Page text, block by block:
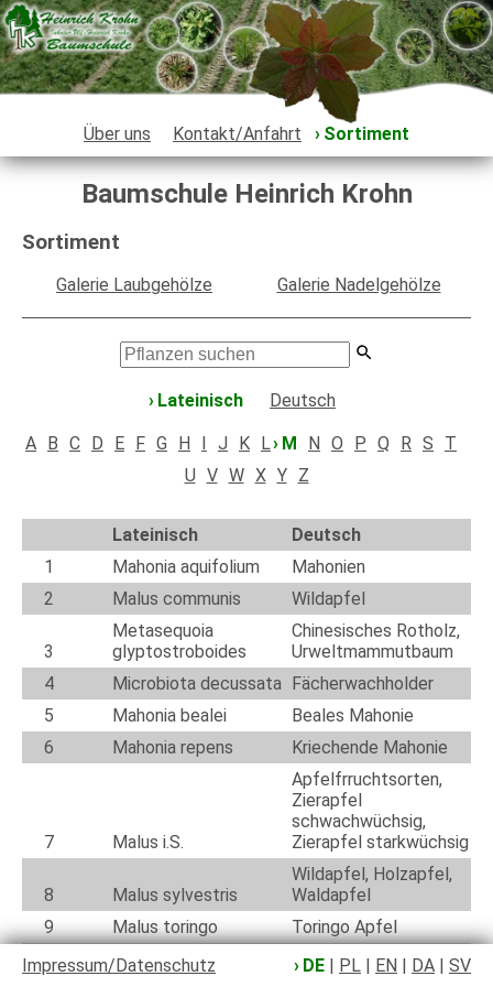
Über uns Kontakt/Anfahrt Sortiment
Baumschule Heinrich Krohn
Sortiment
Galerie Laubgehölze Galerie Nadelgehölze
Lateinisch Deutsch
A B C D E F G H J K L M N O P Q R S
T
U V W X Y Z
Lateinisch
Deutsch
1
Mahonia aquifolium
Mahonien
2
Malus communis Wildapfel
3
Metasequoia
glyptostroboides
Chinesisches Rotholz,
Urweltmammutbaum
4
Microbiota decussata
Fächerwachholder
5
Mahonia bealei
Beales Mahonie
6
Mahonia repens Kriechende Mahonie
7 Malus i.S.
Apfelfrruchtsorten,
Zierapfel
schwachwüchsig,
Zierapfel starkwüchsig
8 Malus sylvestris
Wildapfel, Holzapfel,
Waldapfel
9
Malus toringo Toringo Apfel
10
Malus toringo sargentii
'Sämling'
Toringo Zierapfel
Impressum/Datenschutz DE | PL | EN | DA | SV